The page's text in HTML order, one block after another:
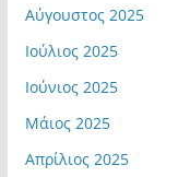
Αύγουστος 2025
Ιούλιος 2025
Ιούνιος 2025
Μάιος 2025
Απρίλιος 2025